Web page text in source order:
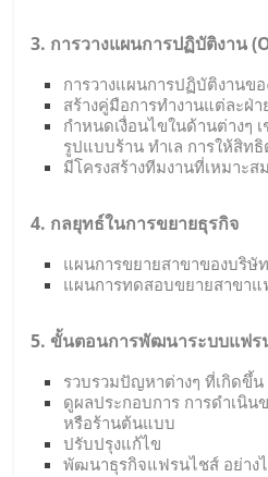
3. การวางแผนการปฏิบัติงาน
การวางแผนการปฏิบัติงานข
สร้างคู่มือการทำงานแต่ละฝ่า
กำหนดเงื่อนไขในด้านต่างๆ
รูปแบบร้าน ทำเล การให้สิท
มีโครงสร้างทีมงานที่เหมาะสม
4. กลยุทธ์ในการขยายธุรกิจ
แผนการขยายสาขาของบริษั
แผนการทดสอบขยายสาขา
5. ขั้นตอนการพัฒนาระบบแฟร
รวบรวมปัญหาต่างๆ ที่เกิดขึ้น
ดูผลประกอบการ การดำเนิน
หรือร้านต้นแบบ
ปรับปรุงแก้ไข
พัฒนาธุรกิจแฟรนไชส์ อย่าง